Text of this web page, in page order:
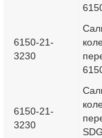
6150-21-
3230
6150-21-
3230